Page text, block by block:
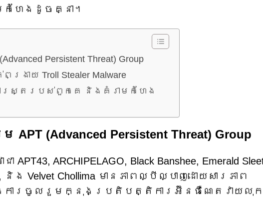
ហែងដូចគ្នា។
Persistent Threat) Group
ាយ Troll Stealer Malware
ស្ត្ររបស់ពួកគេ និងគំរាមកំហែង
(Advanced Persistent Threat) Group
ARCHIPELAGO, Black Banshee, Emerald
និង Velvet Chollima មានភាពល្បីល្បាញដោយសារភាព
ារចូលរួមក្នុងប្រតិបត្តិការអ៊ីនធឺណេតវាយលុក